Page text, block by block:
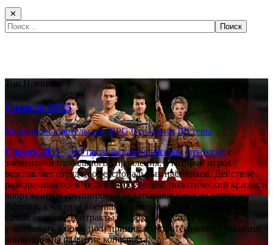
✕
Топ Новинка! 9
Спарта 2035
Многопользовательские RPG Стратегии Шутеры
Спарта 2035– это тактическаяпошаговая стратегияс
элементами глобального управления, в которой игрок
возглавляет отряд профессиональных наёмников. Действие
разворачивается в недалёком будущем: политический кризис и
вооружённые группировки охватывают один из регионов
Африки, а частная военная компания «Спарта» берётся за
самые опасные контракты. Игроку предстоит не только
участвовать в боях, но и принимать стратегические решения,
влияющие на развитие конфликта.